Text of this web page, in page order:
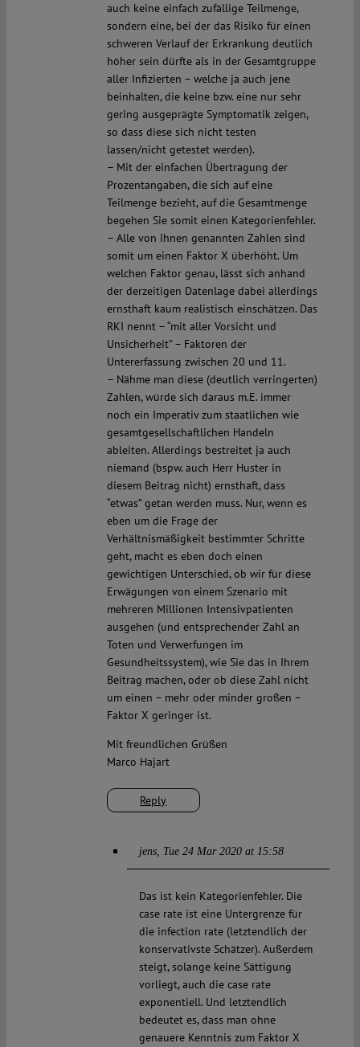
Reply
auch keine einfach zufällige Teilmenge,
sondern eine, bei der das Risiko für einen
schweren Verlauf der Erkrankung deutlich
höher sein dürfte als in der Gesamtgruppe
aller Infizierten – welche ja auch jene
beinhalten, die keine bzw. eine nur sehr
gering ausgeprägte Symptomatik zeigen,
so dass diese sich nicht testen
lassen/nicht getestet werden).
– Mit der einfachen Übertragung der
Prozentangaben, die sich auf eine
Teilmenge bezieht, auf die Gesamtmenge
begehen Sie somit einen Kategorienfehler.
– Alle von Ihnen genannten Zahlen sind
somit um einen Faktor X überhöht. Um
welchen Faktor genau, lässt sich anhand
der derzeitigen Datenlage dabei allerdings
ernsthaft kaum realistisch einschätzen. Das
RKI nennt – “mit aller Vorsicht und
Unsicherheit” – Faktoren der
Untererfassung zwischen 20 und 11.
– Nähme man diese (deutlich verringerten)
Zahlen, würde sich daraus m.E. immer
noch ein Imperativ zum staatlichen wie
gesamtgesellschaftlichen Handeln
ableiten. Allerdings bestreitet ja auch
niemand (bspw. auch Herr Huster in
diesem Beitrag nicht) ernsthaft, dass
“etwas” getan werden muss. Nur, wenn es
eben um die Frage der
Verhältnismäßigkeit bestimmter Schritte
geht, macht es eben doch einen
gewichtigen Unterschied, ob wir für diese
Erwägungen von einem Szenario mit
mehreren Millionen Intensivpatienten
ausgehen (und entsprechender Zahl an
Toten und Verwerfungen im
Gesundheitssystem), wie Sie das in Ihrem
Beitrag machen, oder ob diese Zahl nicht
um einen – mehr oder minder großen –
Faktor X geringer ist.
Mit freundlichen Grüßen
Marco Hajart
jens Tue 24 Mar 2020 at 15:58
Das ist kein Kategorienfehler. Die
case rate ist eine Untergrenze für
die infection rate (letztendlich der
konservativste Schätzer). Außerdem
steigt, solange keine Sättigung
vorliegt, auch die case rate
exponentiell. Und letztendlich
bedeutet es, dass man ohne
genauere Kenntnis zum Faktor X